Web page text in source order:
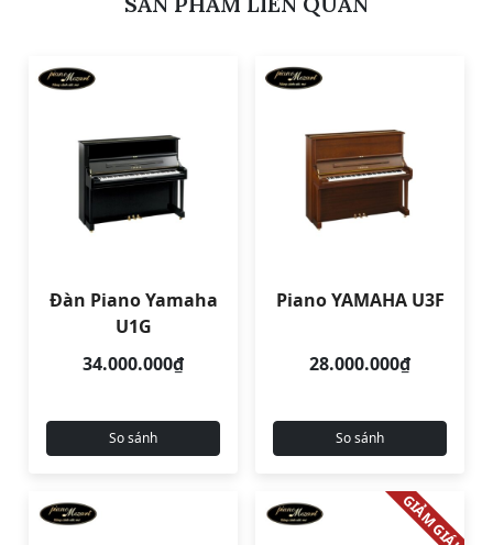
Đàn Piano Yamaha
U1G
34.000.000₫
So sánh
Piano YAMAHA U3F
28.000.000₫
So sánh
GIẢM GIÁ!